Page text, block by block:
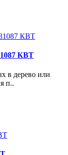
КВТ
в дерево или
п..